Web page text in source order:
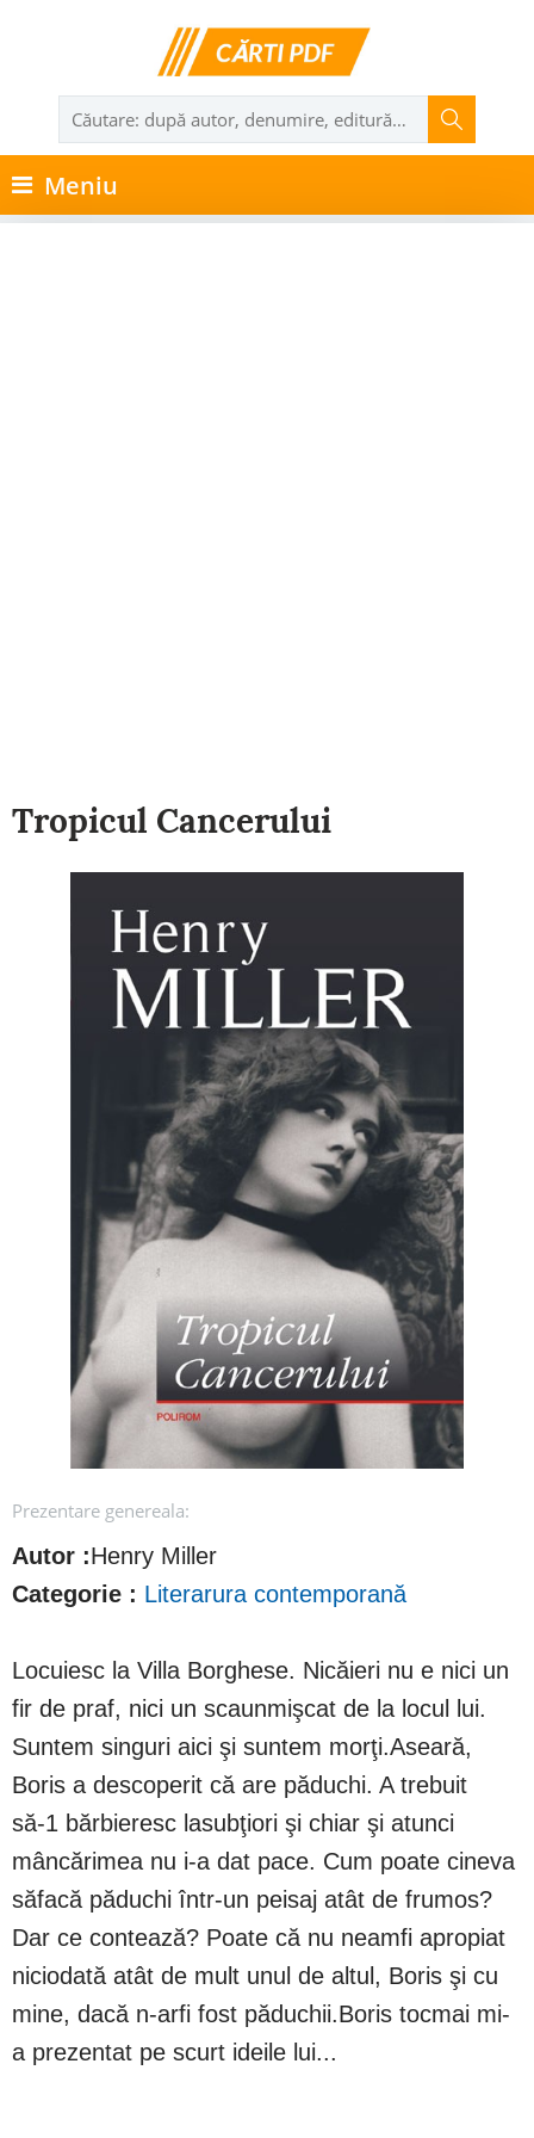
Meniu
Tropicul Cancerului
Prezentare genereala:
Autor :Henry Miller
Categorie : Literarura contemporană
Locuiesc la Villa Borghese. Nicăieri nu e nici un
fir de praf, nici un scaunmişcat de la locul lui.
Suntem singuri aici şi suntem morţi.Aseară,
Boris a descoperit că are păduchi. A trebuit
să-1 bărbieresc lasubţiori şi chiar şi atunci
mâncărimea nu i-a dat pace. Cum poate cineva
săfacă păduchi într-un peisaj atât de frumos?
Dar ce contează? Poate că nu neamfi apropiat
niciodată atât de mult unul de altul, Boris şi cu
mine, dacă n-arfi fost păduchii.Boris tocmai mi-
a prezentat pe scurt ideile lui...